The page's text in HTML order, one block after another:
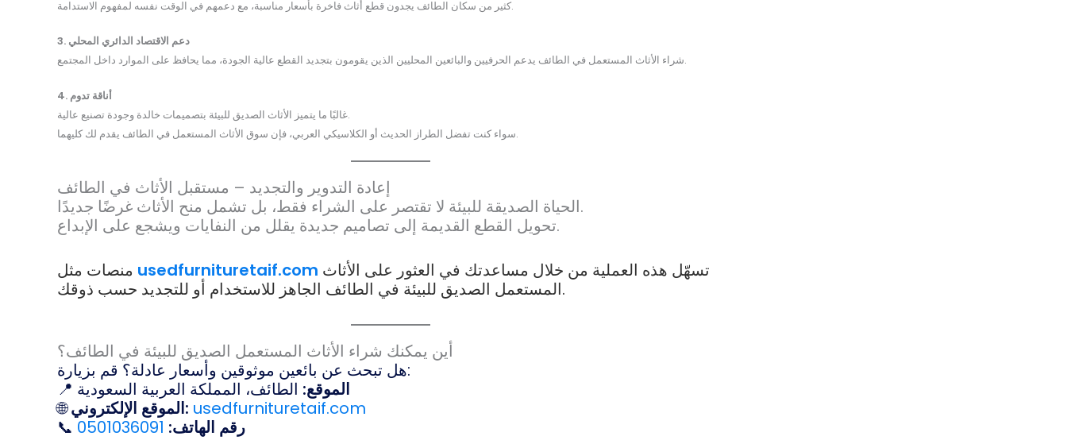
كثير من سكان الطائف يجدون قطع أثاث فاخرة بأسعار مناسبة، مع دعمهم في الوقت نفسه لمفهوم الاستدامة.
3. دعم الاقتصاد الدائري المحلي
شراء الأثاث المستعمل في الطائف يدعم الحرفيين والبائعين المحليين الذين يقومون بتجديد القطع عالية الجودة، مما يحافظ على الموارد داخل المجتمع.
4. أناقة تدوم
غالبًا ما يتميز الأثاث الصديق للبيئة بتصميمات خالدة وجودة تصنيع عالية.
سواء كنت تفضل الطراز الحديث أو الكلاسيكي العربي، فإن سوق الأثاث المستعمل في الطائف يقدم لك كليهما.
إعادة التدوير والتجديد – مستقبل الأثاث في الطائف
الحياة الصديقة للبيئة لا تقتصر على الشراء فقط، بل تشمل منح الأثاث غرضًا جديدًا.
تحويل القطع القديمة إلى تصاميم جديدة يقلل من النفايات ويشجع على الإبداع.
usedfurnituretaif.com
المستعمل الصديق للبيئة في الطائف الجاهز للاستخدام أو للتجديد حسب ذوقك.
أين يمكنك شراء الأثاث المستعمل الصديق للبيئة في الطائف؟
هل تبحث عن بائعين موثوقين وأسعار عادلة؟ قم بزيارة:
📍
الموقع: الطائف، المملكة العربية السعودية
🌐
الموقع الإلكتروني: usedfurnituretaif.com
📞
رقم الهاتف: 0501036091